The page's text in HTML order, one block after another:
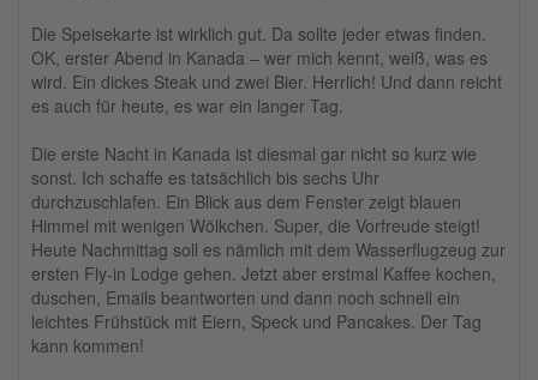
Die Speisekarte ist wirklich gut. Da sollte jeder etwas finden.
OK, erster Abend in Kanada – wer mich kennt, weiß, was es
wird. Ein dickes Steak und zwei Bier. Herrlich! Und dann reicht
es auch für heute, es war ein langer Tag.
Die erste Nacht in Kanada ist diesmal gar nicht so kurz wie
sonst. Ich schaffe es tatsächlich bis sechs Uhr
durchzuschlafen. Ein Blick aus dem Fenster zeigt blauen
Himmel mit wenigen Wölkchen. Super, die Vorfreude steigt!
Heute Nachmittag soll es nämlich mit dem Wasserflugzeug zur
ersten Fly-in Lodge gehen. Jetzt aber erstmal Kaffee kochen,
duschen, Emails beantworten und dann noch schnell ein
leichtes Frühstück mit Eiern, Speck und Pancakes. Der Tag
kann kommen!